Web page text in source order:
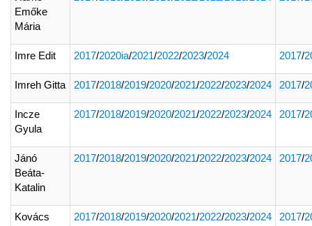
Emőke
Mária
Imre Edit 2017/2020ia/2021/2022/2023/2024 2017/
Imreh Gitta 2017/2018/2019/2020/2021/2022/2023/2024 2017/
Incze
Gyula
2017/2018/2019/2020/2021/2022/2023/2024 2017/
Jánó
Beáta-
Katalin
2017/2018/2019/2020/2021/2022/2023/2024 2017/
Kovács
2017/2018/2019/2020/2021/2022/2023/2024 2017/